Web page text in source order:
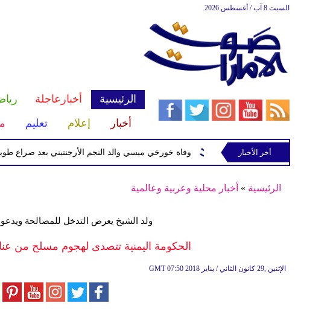
السبت 8 آب / أغسطس 2026
الرئيسية أخبارعاجلة
أخبار
إعلام تعليم
وفاة خورخي ميسي والد النجم الأرجنتيني بعد صراع طويل أخر الأخبار
الرئيسية » أخبار محلية وعربية وعالمية
ولد الشيخ يعرض التدخل للمصالحة
الحكومة اليمنية تتصدى لهجوم مسلح من
GMT 07:50 2018 الإثنين ,29 كانون الثاني / يناير